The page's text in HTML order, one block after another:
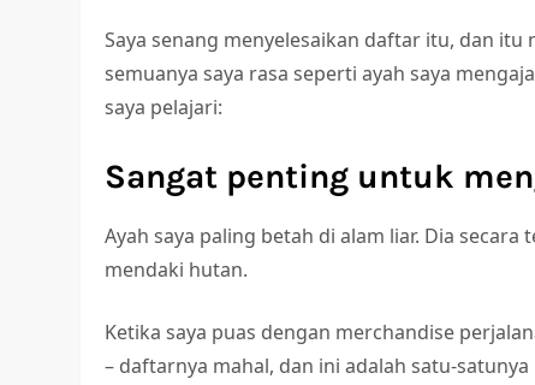
Saya senang menyelesaikan daftar itu, dan
semuanya saya rasa seperti ayah saya
saya pelajari:
Sangat penting untuk
Ayah saya paling betah di alam liar. Dia
mendaki hutan.
Ketika saya puas dengan merchandise
– daftarnya mahal, dan ini adalah satu-